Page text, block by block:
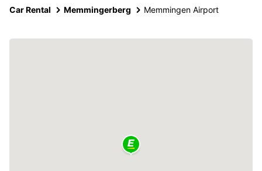
Car Rental Memmingerberg Memmingen Airport